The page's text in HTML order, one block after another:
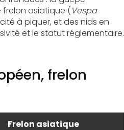
frelon asiatique (Vespa
à piquer, et des nids en
et le statut réglementaire.
frelon
Frelon asiatique